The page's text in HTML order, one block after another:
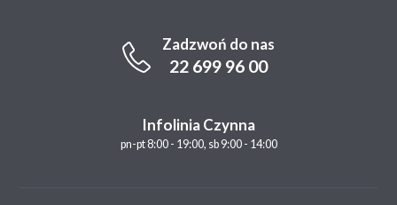
Zadzwoń do nas
22 699 96 00
Infolinia Czynna
pn-pt 8:00 - 19:00, sb 9:00 - 14:00